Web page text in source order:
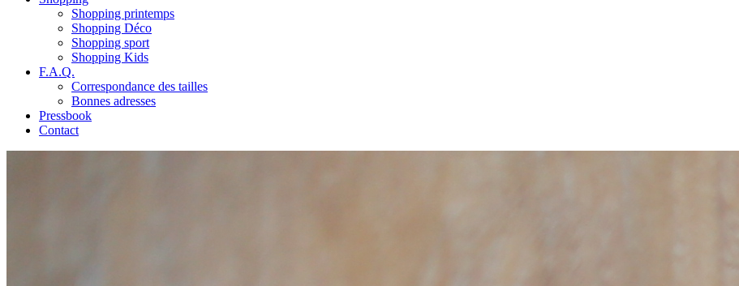
Shopping printemps
Shopping Déco
Shopping sport
Shopping Kids
F.A.Q.
Correspondance des tailles
Bonnes adresses
Pressbook
Contact